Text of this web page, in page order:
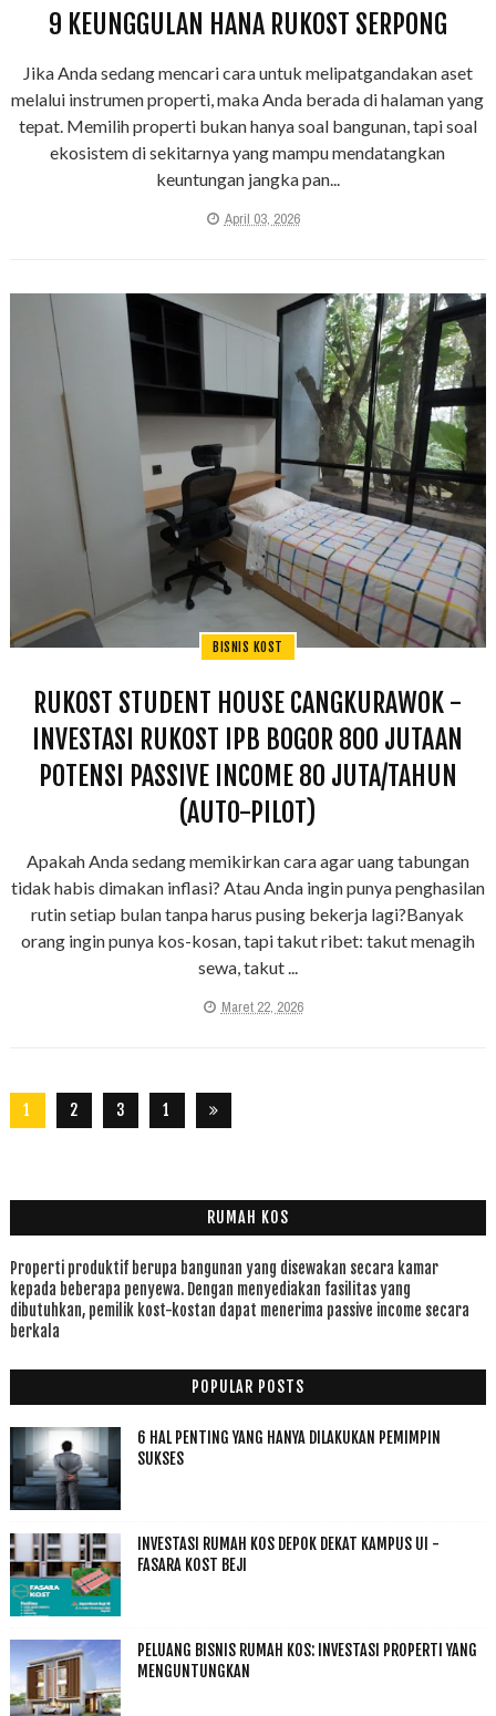
9 KEUNGGULAN HANA RUKOST SERPONG
Jika Anda sedang mencari cara untuk melipatgandakan aset
melalui instrumen properti, maka Anda berada di halaman yang
tepat. Memilih properti bukan hanya soal bangunan, tapi soal
ekosistem di sekitarnya yang mampu mendatangkan
keuntungan jangka pan...
April 03, 2026
BISNIS KOST
RUKOST STUDENT HOUSE CANGKURAWOK -
INVESTASI RUKOST IPB BOGOR 800 JUTAAN
POTENSI PASSIVE INCOME 80 JUTA/TAHUN
(AUTO-PILOT)
Apakah Anda sedang memikirkan cara agar uang tabungan
tidak habis dimakan inflasi? Atau Anda ingin punya penghasilan
rutin setiap bulan tanpa harus pusing bekerja lagi?Banyak
orang ingin punya kos-kosan, tapi takut ribet: takut menagih
sewa, takut ...
Maret 22, 2026
1 2 3
1
RUMAH KOS
Properti produktif berupa bangunan yang disewakan secara kamar
kepada beberapa penyewa. Dengan menyediakan fasilitas yang
dibutuhkan, pemilik kost-kostan dapat menerima passive income secara
berkala
POPULAR POSTS
6 HAL PENTING YANG HANYA DILAKUKAN PEMIMPIN
SUKSES
INVESTASI RUMAH KOS DEPOK DEKAT KAMPUS UI -
FASARA KOST BEJI
PELUANG BISNIS RUMAH KOS: INVESTASI PROPERTI YANG
MENGUNTUNGKAN